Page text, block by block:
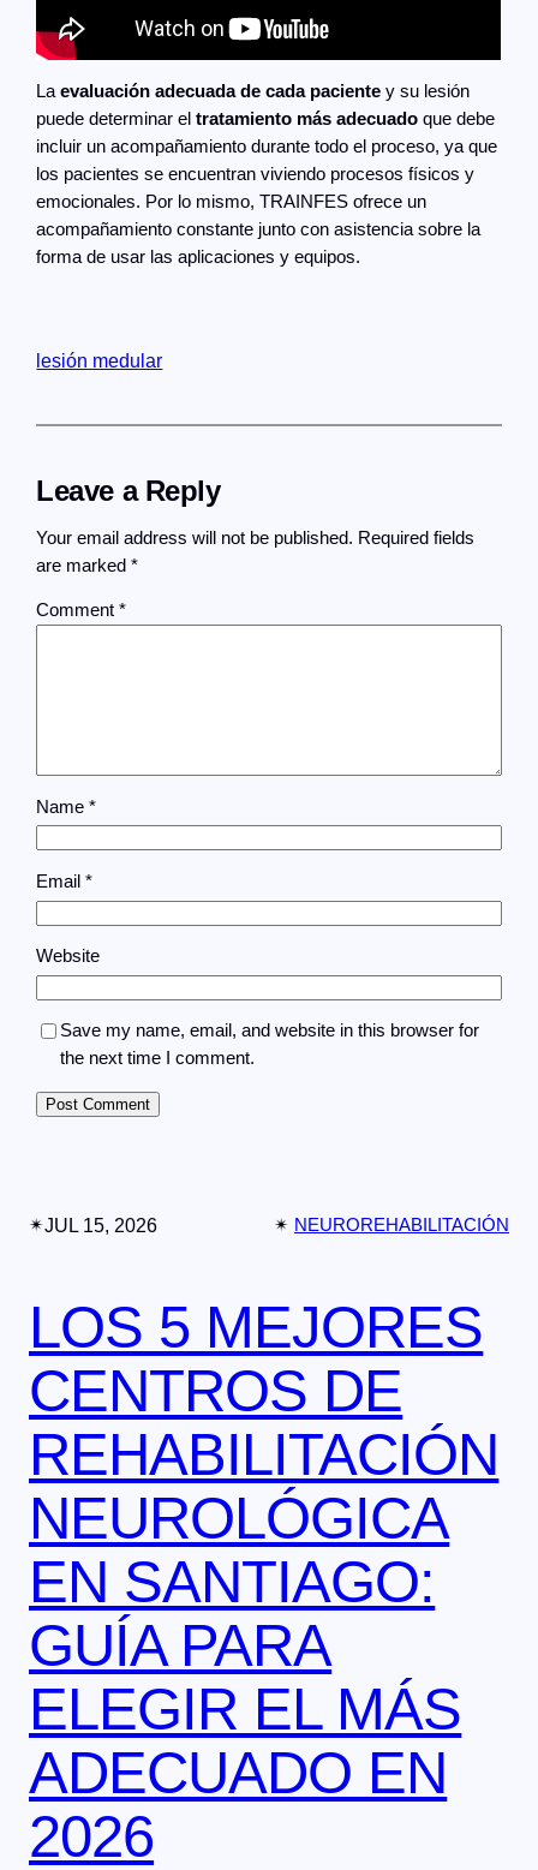
Laevaluación adecuada de cada paciente y su lesión
puede determinar eltratamiento más adecuado que debe
incluir un acompañamiento durante todo el proceso, ya que
los pacientes se encuentran viviendo procesos físicos y
emocionales. Por lo mismo, TRAINFES ofrece un
acompañamiento constante junto con asistencia sobre la
forma de usar las aplicaciones y equipos.
lesión medular
Leave a Reply
Your email address will not be published. Required fields
are marked*
Comment*
Name*
Email*
Website
Save my name, email, and website in this browser for
the next time I comment.
✴︎JUL 15, 2026 ✴︎ NEUROREHABILITACIÓN
LOS 5 MEJORES
CENTROS DE
REHABILITACIÓN
NEUROLÓGICA
EN SANTIAGO:
GUÍA PARA
ELEGIR EL MÁS
ADECUADO EN
2026